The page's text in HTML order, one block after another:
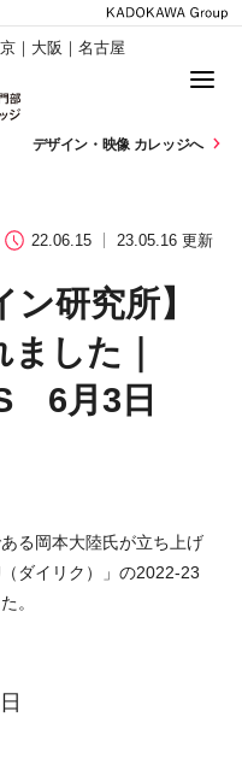
｜大阪｜名古屋
デザイン・ 映像 カレッジへ
22.06.15 23.05.16 更新
ン研究所】
した｜
6月3日
る岡本大陸氏が立ち上げ
ダイリク）」の2022-23
。